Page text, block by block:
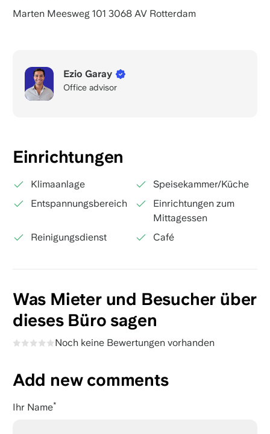
Marten Meesweg 101 3068 AV Rotterdam
Ezio Garay
Office advisor
Einrichtungen
Klimaanlage
Speisekammer/Küche
Entspannungsbereich
Einrichtungen zum
Mittagessen
Reinigungsdienst
Café
Was Mieter und Besucher über
dieses Büro sagen
Noch keine Bewertungen vorhanden
Add new comments
Ihr Name